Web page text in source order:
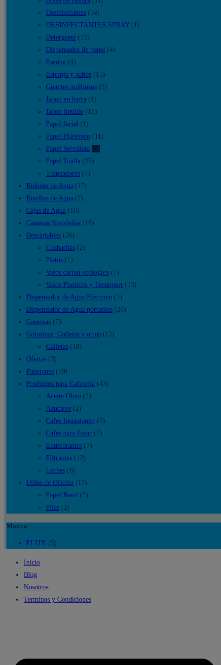
Desinfectantes (14)
DESINFECTANTES SPRAY (1)
Detergente (13)
Dispensador de papel (4)
Escoba (4)
Esponja y paños (15)
Guantes multiusos (9)
Jabon en barra (1)
Jabon liquido (18)
Papel facial (1)
Papel Higiénico (11)
Papel Servilleta
Papel Toalla (25)
Trapeadores (7)
Bidones de Agua (17)
Botellas de Agua (7)
Cajas de Agua (10)
Canastas Navideñas (18)
Descartables (26)
Cucharitas (2)
Platos (1)
Vasos carton ecologico (7)
Vasos Plasticos y Tecnoport (13)
Dispensador de Agua Electrico (3)
Dispensador de Agua portatiles (20)
Gaseosas (7)
Golosinas, Galletas y otros (12)
Galletas (10)
Ofertas (3)
Panetones (19)
Productos para Cafeteria (43)
Aceite Oliva (2)
Azucares (2)
Cafes Instantaneo (5)
Cafes para Pasar (7)
Edulcorantes (7)
Filtrantes (12)
Leches (8)
Utiles de Oficina (17)
Papel Bond (2)
Pilas (2)
Marca
ELITE (5)
Inicio
Blog
Nosotros
Terminos y Condiciones